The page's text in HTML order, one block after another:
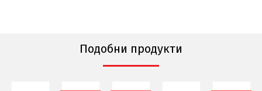
Подобни продукти